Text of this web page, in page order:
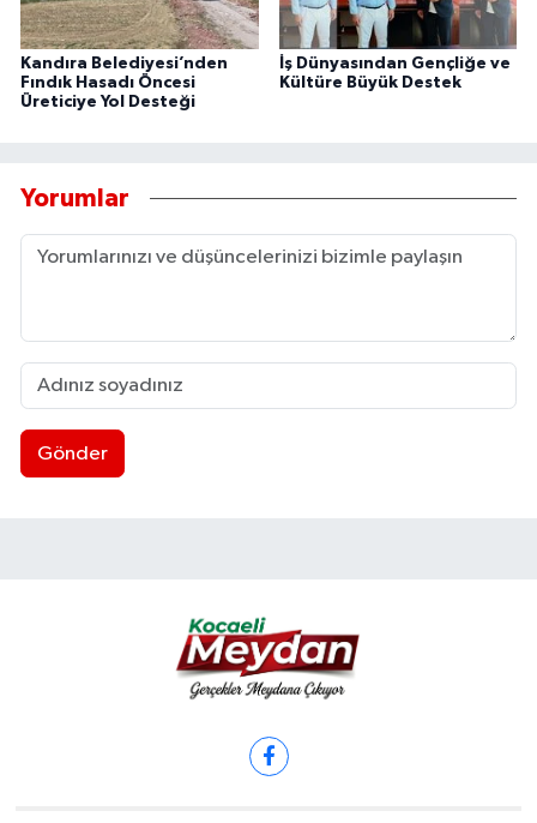
Kandıra Belediyesi’nden
Fındık Hasadı Öncesi
Üreticiye Yol Desteği
İş Dünyasından Gençliğe ve
Kültüre Büyük Destek
Yorumlar
Gönder